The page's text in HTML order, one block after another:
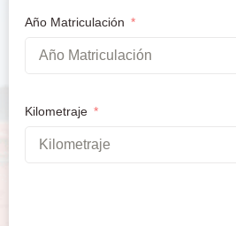
Año Matriculación
Kilometraje